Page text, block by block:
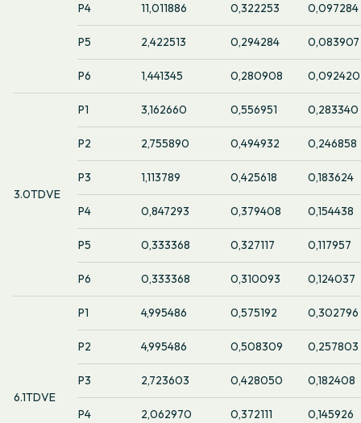
P4 11,011886 0,322253 0,097284
P5 2,422513 0,294284 0,083907
P6 1,441345 0,280908 0,092420
3.0TDVE
P1 3,162660 0,556951 0,283340
P2 2,755890 0,494932 0,246858
P3 1,113789 0,425618 0,183624
P4 0,847293 0,379408 0,154438
P5 0,333368 0,327117 0,117957
P6 0,333368 0,310093 0,124037
6.1TDVE
P1 4,995486 0,575192 0,302796
P2 4,995486 0,508309 0,257803
P3 2,723603 0,428050 0,182408
P4 2,062970 0,372111 0,145926